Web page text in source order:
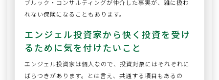
ブルック・コンサルティングが仲介した事実が、雑に扱わ
れない保険になることもあります。
エンジェル投資家から快く投資を受け
るために気を付けたいこと
エンジェル投資家は個人なので、投資対象にはそれぞれに
ばらつきがあります。とは言え、共通する項目もあるの